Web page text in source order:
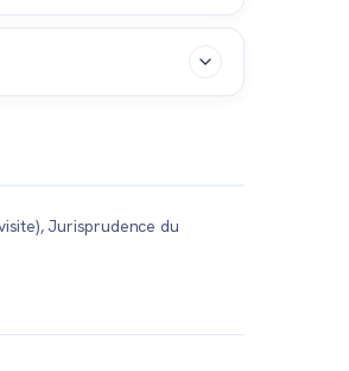
transfert de propriété au
Jurisprudence du